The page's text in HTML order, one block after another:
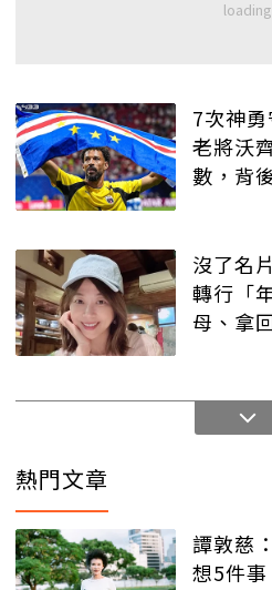
7次神
老將沃
數，背
沒了名
轉行「
母、拿
熱門文章
譚敦慈
想5件事